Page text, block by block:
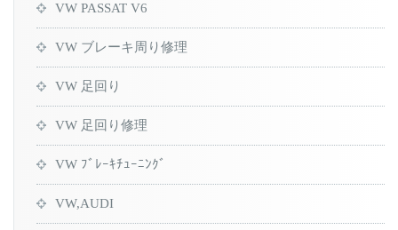
VW PASSAT V6
VW ブレーキ周り修理
VW 足回り
VW 足回り修理
VW ﾌﾞﾚｰｷﾁｭｰﾆﾝｸﾞ
VW,AUDI